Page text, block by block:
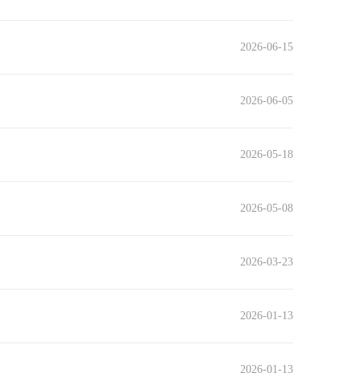
2026-06-15
2026-06-05
2026-05-18
2026-05-08
2026-03-23
2026-01-13
2026-01-13